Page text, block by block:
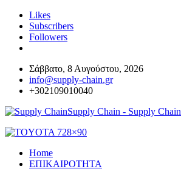
Likes
Subscribers
Followers
Σάββατο, 8 Αυγούστου, 2026
info@supply-chain.gr
+302109010040
Supply Chain - Supply Chain
Home
ΕΠΙΚΑΙΡΟΤΗΤΑ